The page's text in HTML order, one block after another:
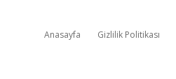
Anasayfa Gizlilik Politikası